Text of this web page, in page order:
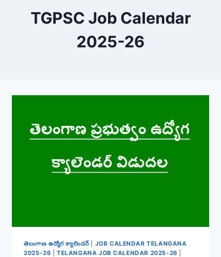
TGPSC Job Calendar
2025-26
తెలంగాణ ఉద్యోగ క్యాలెండర్| JOB CALENDAR TELANGANA
2025-26
TELANGANA JOB CALENDAR 2025-26